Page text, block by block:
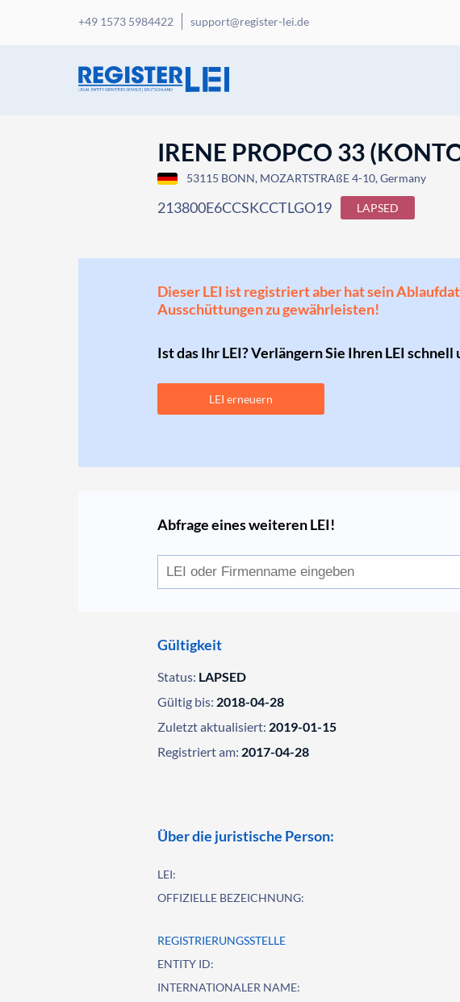
+49 1573 5984422 support@register-lei.de
IRENE PROPCO 33
53115 BONN, MOZARTSTRAßE 4-10, Germany
213800E6CCSKCCTLGO19 LAPSED
Dieser LEI ist registriert aber hat sein
Ausschüttungen zu gewährleisten!
Ist das Ihr LEI? Verlängern Sie Ihren LEI
LEI erneuern
Abfrage eines weiteren LEI!
Gültigkeit
Status: LAPSED
Gültig bis: 2018-04-28
Zuletzt aktualisiert: 2019-01-15
Registriert am: 2017-04-28
Über die juristische Person:
LEI:
OFFIZIELLE BEZEICHNUNG:
REGISTRIERUNGSSTELLE
ENTITY ID:
INTERNATIONALER NAME: